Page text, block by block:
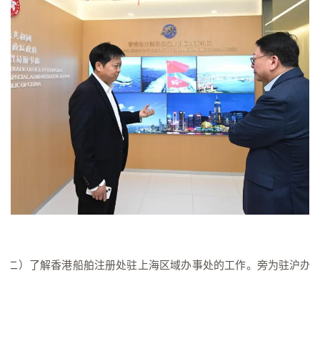
二）了解香港船舶注册处驻上海区域办事处的工作。旁为驻沪办